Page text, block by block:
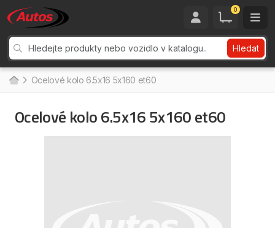
0
Hledat
Ocelové kolo 6.5x16 5x160 et60
Ocelové kolo 6.5x16 5x160 et60